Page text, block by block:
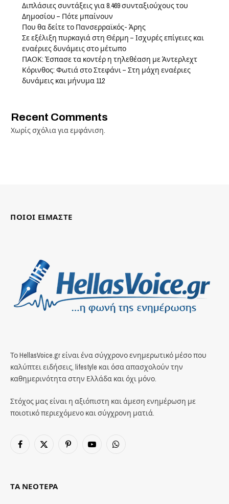
Διπλάσιες συντάξεις για 8.469 συνταξιούχους του
Δημοσίου – Πότε μπαίνουν
Που θα δείτε το Πανσερραϊκός- Άρης
Σε εξέλιξη πυρκαγιά στη Θέρμη – Ισχυρές επίγειες και
εναέριες δυνάμεις στο μέτωπο
ΠΑΟΚ: Έσπασε τα κοντέρ η τηλεθέαση με Άντερλεχτ
Κόρινθος: Φωτιά στο Στεφάνι – Στη μάχη εναέριες
δυνάμεις και μήνυμα 112
Recent Comments
Χωρίς σχόλια για εμφάνιση.
ΠΟΙΟΙ ΕΙΜΑΣΤΕ
Το HellasVoice.gr είναι ένα σύγχρονο ενημερωτικό μέσο που
καλύπτει ειδήσεις, lifestyle και όσα απασχολούν την
καθημερινότητα στην Ελλάδα και όχι μόνο.
Στόχος μας είναι η αξιόπιστη και άμεση ενημέρωση με
ποιοτικό περιεχόμενο και σύγχρονη ματιά.
Facebook
X
PinterestYouTubeWhatsApp
ΤΑ ΝΕΟΤΕΡΑ